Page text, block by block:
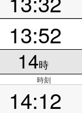
13:52
14時
時刻
14:12